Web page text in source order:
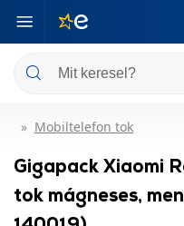
Mobiltelefon tok
Gigapack Xiaomi
tok mágneses,